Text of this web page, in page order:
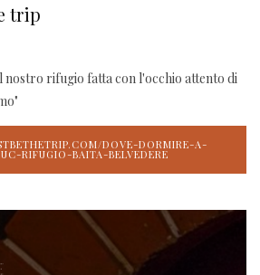
trip
nostro rifugio fatta con l'occhio attento di
DOVE-DORMIRE-A-
RIFUGIO-BAITA-BELVEDERE